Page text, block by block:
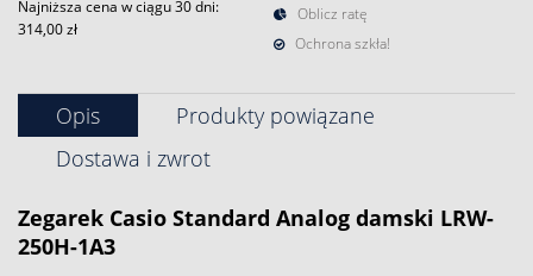
Najniższa cena w ciągu 30 dni:
314,00 zł
Oblicz ratę
Ochrona szkła!
Opis
Produkty powiązane
Dostawa i zwrot
Zegarek Casio Standard Analog damski LRW-
250H-1A3